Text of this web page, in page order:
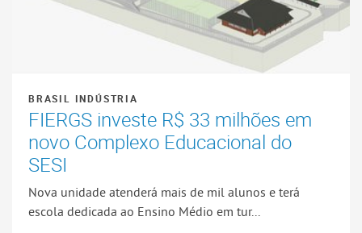
BRASIL INDÚSTRIA
FIERGS investe R$ 33 milhões em
novo Complexo Educacional do
SESI
Nova unidade atenderá mais de mil alunos e terá
escola dedicada ao Ensino Médio em tur...